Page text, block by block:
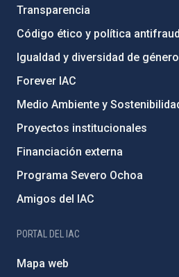
Transparencia
Código ético y política
Igualdad y diversidad de género
Forever IAC
Medio Ambiente y
Proyectos institucionales
Financiación externa
Programa Severo Ochoa
Amigos del IAC
PORTAL DEL IAC
Mapa web